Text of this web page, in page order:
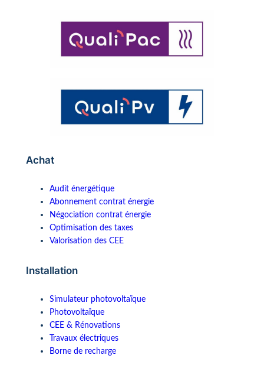
Achat
Audit énergétique
Abonnement contrat énergie
Négociation contrat énergie
Optimisation des taxes
Valorisation des CEE
Installation
Simulateur photovoltaïque
Photovoltaïque
CEE & Rénovations
Travaux électriques
Borne de recharge